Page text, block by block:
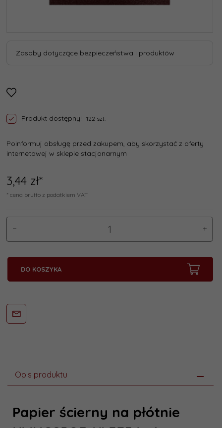
Zasoby dotyczące bezpieczeństwa i produktów
Produkt dostępny! 122 szt.
Poinformuj obsługę przed zakupem, aby skorzystać z oferty
internetowej w sklepie stacjonarnym
3,44 zł*
* cena brutto z podatkiem VAT
DO KOSZYKA
Opis produktu
Papier ścierny na płótnie